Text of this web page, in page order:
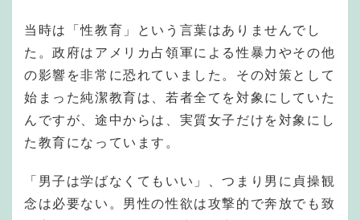
当時は「性教育」という言葉はありませんでし
た。政府はアメリカ占領軍による性暴力やその他
の影響を非常に恐れていました。その対策として
始まった純潔教育は、若者全てを対象にしていた
んですが、途中からは、実質女子だけを対象にし
た教育になっています。
「男子は学ばなくてもいい」、つまり男に貞操観
念は必要ない。男性の性欲は攻撃的で奔放でも致